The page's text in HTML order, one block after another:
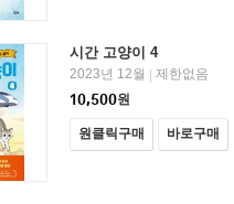
시간 고양이 4
2023년 12월
제한없음
10,500원
원클릭구매 바로구매